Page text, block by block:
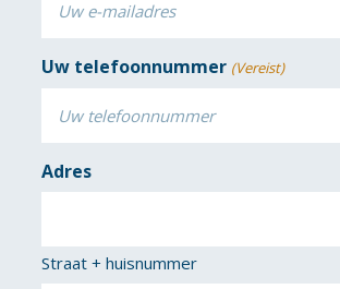
Uw telefoonnummer (Vereist)
Adres
Straat + huisnummer